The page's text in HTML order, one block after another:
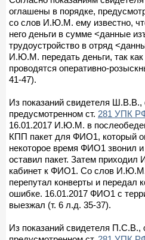
оглашены в порядке,
со слов И.Ю.М. ему известно,
него деньги в сумме <данные
трудоустройство в отряд
И.Ю.М. передать деньги, так
проводятся оперативно-
41-47).
Из показаний свидетеля
предусмотренном ст. 281 УПК
16.01.2017 И.Ю.М. в
КПП пакет для ФИО1, который
некоторое время ФИО1 звонил
оставил пакет. Затем
кабинет к ФИО1. Со слов
перепутал конверты и передал
ошибке. 16.01.2017 ФИО1 с
выезжал (т. 6 л.д. 35-37).
Из показаний свидетеля П.С.В.,